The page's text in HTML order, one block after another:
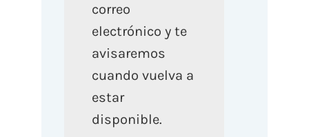
correo
electrónico y te
avisaremos
cuando vuelva a
estar
disponible.